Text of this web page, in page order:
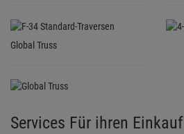
Global Truss
Services Für ihren Einkauf